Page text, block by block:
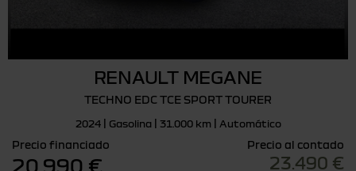
RENAULT MEGANE
TECHNO EDC TCE SPORT TOURER
2024 | Gasolina | 31.000 km | Automático
Precio financiado
20.990 €
Precio al contado
23.490 €